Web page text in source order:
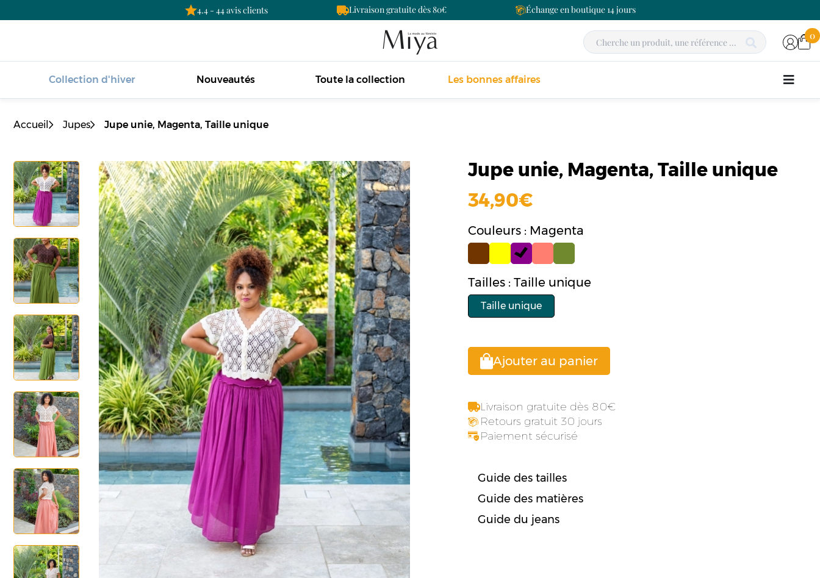
4.4 - 44 avis clients Livraison gratuite dès 80 Échange en boutique 14 jours
0
Collection d'hiver Nouveautés Toute la collection Les bonnes affaires
Accueil Jupes Jupe unie, Magenta, Taille unique
Jupe unie, Magenta, Taille unique
34,90
Couleurs : Magenta
Tailles : Taille unique
Taille unique
Ajouter au panier
Livraison gratuite dès 80
Retours gratuit 30 jours
Paiement sécurisé
Guide des tailles
Guide des matières
Guide du jeans